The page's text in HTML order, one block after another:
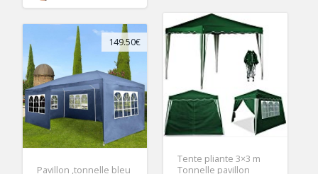
Tente pliante 3×3 m
Tonnelle pavillon
149.50€
Pavillon ,tonnelle bleu